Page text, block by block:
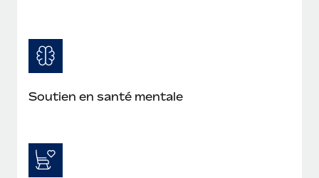
Soutien en santé mentale